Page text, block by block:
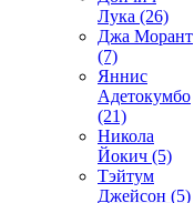
Лука (26)
Джа Морант
(7)
Яннис
Адетокумбо
(21)
Никола
Йокич (5)
Тэйтум
Джейсон (5)